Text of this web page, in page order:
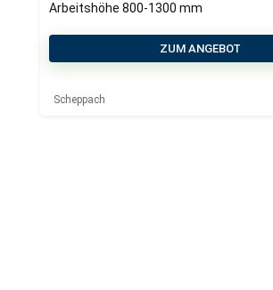
Arbeitshöhe 800-1300 mm
ZUM ANGEBOT
Scheppach